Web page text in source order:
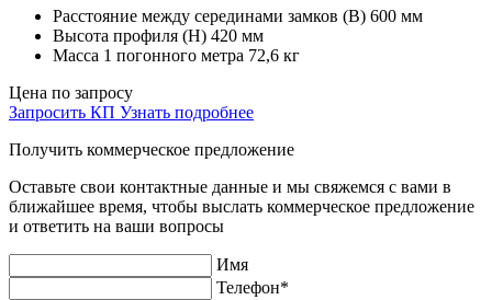
Расстояние между серединами замков (В) 600 мм
Высота профиля (Н) 420 мм
Масса 1 погонного метра 72,6 кг
Цена по запросу
Запросить КП Узнать подробнее
Получить коммерческое предложение
Оставьте свои контактные данные и мы свяжемся с вами в
ближайшее время, чтобы выслать коммерческое предложение
и ответить на ваши вопросы
Имя
Телефон*